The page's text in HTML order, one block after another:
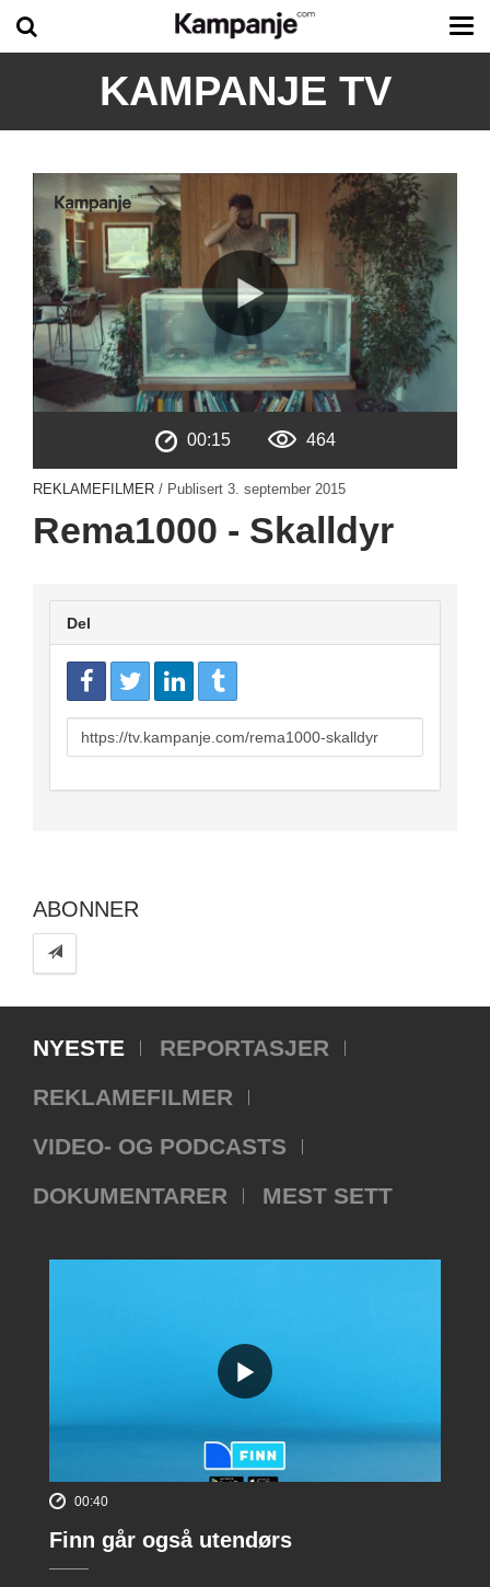
KAMPANJE TV
00:15 464
REKLAMEFILMER / Publisert 3. september 2015
Rema1000 - Skalldyr
Del
URL
to
ABONNER
NYESTE
REPORTASJER
REKLAMEFILMER
VIDEO- OG PODCASTS
DOKUMENTARER
MEST SETT
00:40
Finn går også utendørs